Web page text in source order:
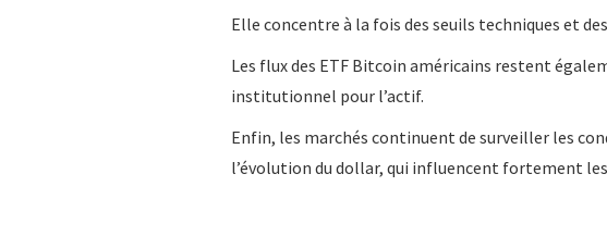
Elle concentre à la fois des seuils techniques et
Les flux des ETF Bitcoin américains restent
institutionnel pour l’actif.
Enfin, les marchés continuent de surveiller les
l’évolution du dollar, qui influencent fortement